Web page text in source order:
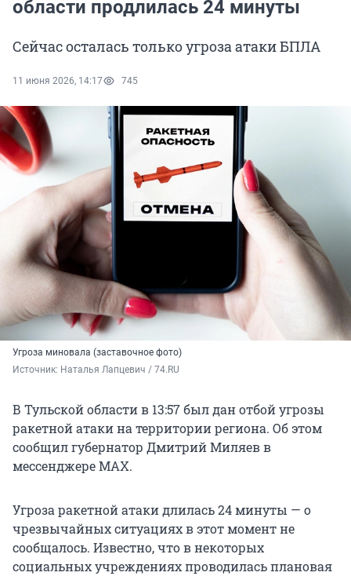
области продлилась 24 минуты
Сейчас осталась только угроза атаки БПЛА
11 июня 2026, 14:17 745
Угроза миновала (заставочное фото)
Источник: Наталья Лапцевич / 74.RU
В Тульской области в 13:57 был дан отбой угрозы
ракетной атаки на территории региона. Об этом
сообщил губернатор Дмитрий Миляев в
мессенджере MAX.
Угроза ракетной атаки длилась 24 минуты — о
чрезвычайных ситуациях в этот момент не
сообщалось. Известно, что в некоторых
социальных учреждениях проводилась плановая